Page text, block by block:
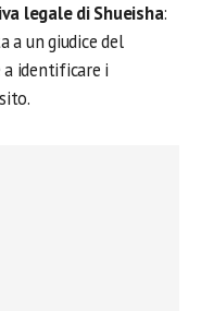
legale di Shueisha:
a un giudice del
identificare i